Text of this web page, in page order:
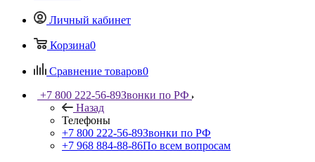
Личный кабинет
Корзина0
Сравнение товаров0
+7 800 222-56-89Звонки по РФ
Назад
Телефоны
+7 800 222-56-89Звонки по РФ
+7 968 884-88-86По всем вопросам